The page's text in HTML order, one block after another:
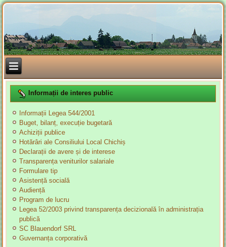
Informații de interes public
Informații Legea 544/2001
Buget, bilanț, execuție bugetară
Achiziții publice
Hotărâri ale Consiliului Local Chichiș
Declarații de avere și de interese
Transparența veniturilor salariale
Formulare tip
Asistență socială
Audiență
Program de lucru
Legea 52/2003 privind transparența decizională în administrația
publică
SC Blauendorf SRL
Guvernanța corporativă